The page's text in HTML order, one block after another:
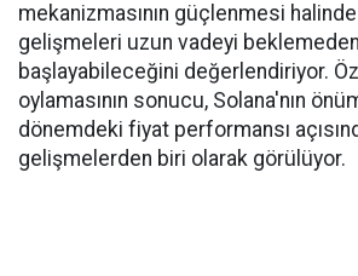
mekanizmasının güçlenmesi halinde
gelişmeleri uzun vadeyi
başlayabileceğini değerlendiriyor.
oylamasının sonucu, Solana'nın
dönemdeki fiyat performansı
gelişmelerden biri olarak görülüyor.